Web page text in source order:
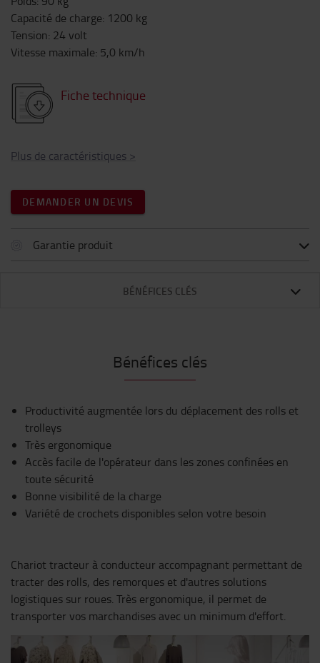
Capacité de charge: 1200 kg
Tension: 24 volt
Vitesse maximale: 5,0 km/h
Fiche technique
Plus de caractéristiques >
DEMANDER UN DEVIS
Garantie produit
BÉNÉFICES CLÉS
Bénéfices clés
Productivité augmentée lors du déplacement des rolls et
trolleys
Très ergonomique
Accès facile de l'opérateur dans les zones confinées en
toute sécurité
Bonne visibilité de la charge
Variété de crochets disponibles selon votre besoin
Chariot tracteur à conducteur accompagnant permettant de
tracter des rolls, des remorques et d'autres solutions
logistiques sur roues. Très ergonomique, il permet de
transporter vos marchandises avec un minimum d'effort.